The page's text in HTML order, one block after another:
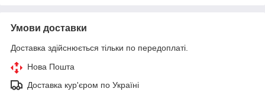
Умови доставки
Доставка здійснюється тільки по передоплаті.
Нова Пошта
Доставка кур'єром по Україні